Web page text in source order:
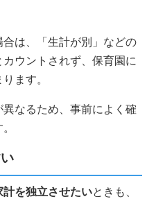
は、「生計が別」などの
ウントされず、保育園に
ます。
なるため、事前によく確
を独立させたいときも、